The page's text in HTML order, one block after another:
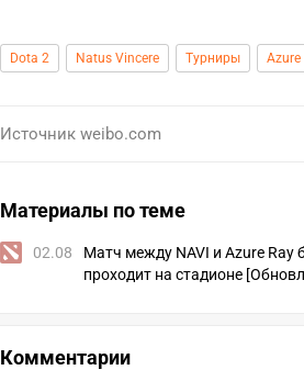
Dota 2 Natus Vincere Турниры Azure
Источник weibo.com
Материалы по теме
02.08
Матч между NAVI и Azure Ray
проходит на стадионе
Комментарии